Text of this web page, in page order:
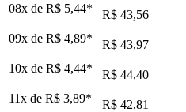
08x de R$ 5,44*
R$ 43,56
09x de R$ 4,89*
R$ 43,97
10x de R$ 4,44*
R$ 44,40
11x de R$ 3,89*
R$ 42,81